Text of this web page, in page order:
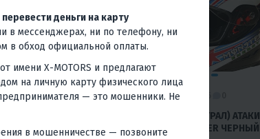
4.7 0
SHIRO SH-
ЧЕРНО-КРАСНЫЙ
ШЛЕМ (ИНТЕГРАЛ) АТАКИ
FF311 MONSTER ЧЕРНЫЙ
деньги на карту
в мессенджерах, ни по телефону, ни
в обход официальной оплаты.
имени X-MOTORS и предлагают
на личную карту физического лица
— это мошенники. Не
в мошенничестве — позвоните